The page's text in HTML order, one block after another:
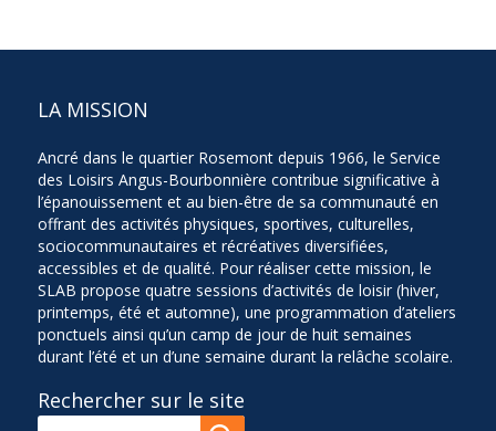
LA MISSION
Ancré dans le quartier Rosemont depuis 1966, le Service
des Loisirs Angus-Bourbonnière contribue significative à
l’épanouissement et au bien-être de sa communauté en
offrant des activités physiques, sportives, culturelles,
sociocommunautaires et récréatives diversifiées,
accessibles et de qualité. Pour réaliser cette mission, le
SLAB propose quatre sessions d’activités de loisir (hiver,
printemps, été et automne), une programmation d’ateliers
ponctuels ainsi qu’un camp de jour de huit semaines
durant l’été et un d’une semaine durant la relâche scolaire.
Rechercher sur le site